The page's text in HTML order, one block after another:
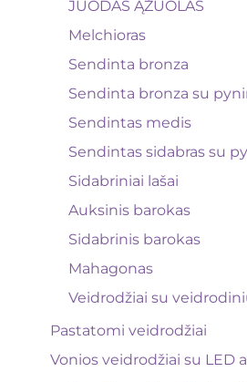
JUODAS ĄŽUOLAS
Melchioras
Sendinta bronza
Sendinta bronza su
Sendintas medis
Sendintas sidabras su
Sidabriniai lašai
Auksinis barokas
Sidabrinis barokas
Mahagonas
Veidrodžiai su
Pastatomi veidrodžiai
Vonios veidrodžiai su LED